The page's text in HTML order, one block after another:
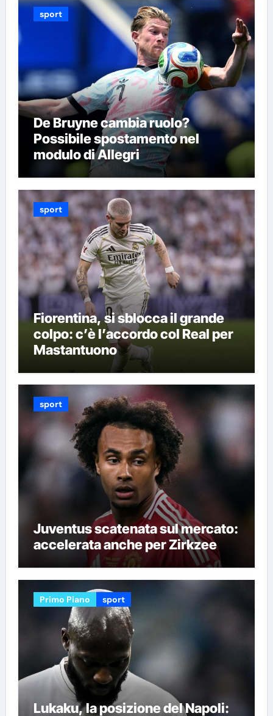
sport
De Bruyne cambia ruolo?
Possibile spostamento nel
modulo di Allegri
sport
Fiorentina, si sblocca il grande
colpo: c’è l’accordo col Real per
Mastantuono
sport
Juventus scatenata sul mercato:
accelerata anche per Zirkzee
Primo Piano sport
Lukaku, la posizione del Napoli: